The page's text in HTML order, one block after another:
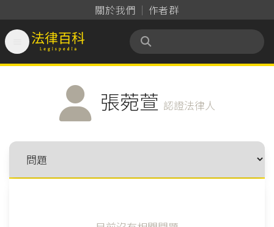
關於我們 作者群
法律百科 Legispedia
張菀萱 認證法律人